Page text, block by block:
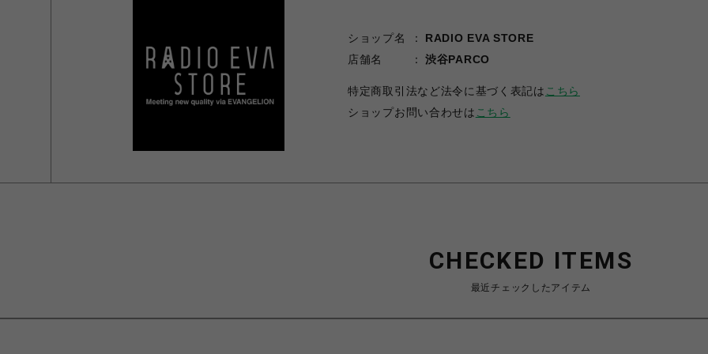
ショップ名
RADIO EVA STORE
店舗名
渋谷PARCO
特定商取引法など法令に基づく表記は こちら
ショップお問い合わせは こちら
CHECKED ITEMS
最近チェックしたアイテム